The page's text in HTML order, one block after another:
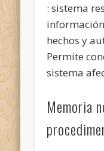
: sistema
hechos y
Permite
sistema
Memoria